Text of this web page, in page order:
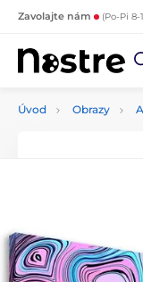
Zavolajte nám (Po-Pi 8-
Úvod Obrazy